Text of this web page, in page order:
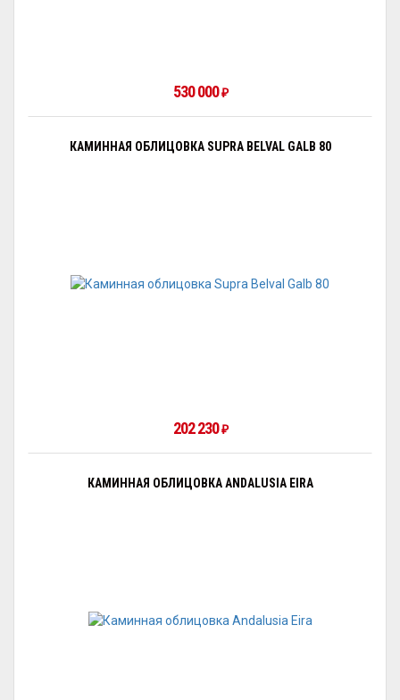
530 000₽
КАМИННАЯ ОБЛИЦОВКА SUPRA BELVAL GALB 80
202 230₽
КАМИННАЯ ОБЛИЦОВКА ANDALUSIA EIRA